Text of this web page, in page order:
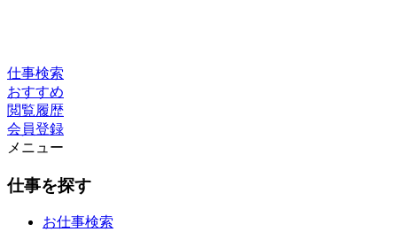
仕事検索
おすすめ
閲覧履歴
会員登録
メニュー
仕事を探す
お仕事検索